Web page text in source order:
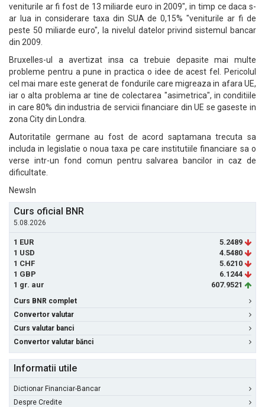
veniturile ar fi fost de 13 miliarde euro in 2009", in timp ce daca s-
ar lua in considerare taxa din SUA de 0,15% "veniturile ar fi de
peste 50 miliarde euro", la nivelul datelor privind sistemul bancar
din 2009.
Bruxelles-ul a avertizat insa ca trebuie depasite mai multe
probleme pentru a pune in practica o idee de acest fel. Pericolul
cel mai mare este generat de fondurile care migreaza in afara UE,
iar o alta problema ar tine de colectarea "asimetrica", in conditiile
in care 80% din industria de servicii financiare din UE se gaseste in
zona City din Londra.
Autoritatile germane au fost de acord saptamana trecuta sa
includa in legislatie o noua taxa pe care institutiile financiare sa o
verse intr-un fond comun pentru salvarea bancilor in caz de
dificultate.
NewsIn
Curs oficial BNR
5.08.2026
1 EUR
5.2489
1 USD
4.5480
1 CHF
5.6210
1 GBP
6.1244
1 gr. aur
607.9521
Curs BNR complet
Convertor valutar
Curs valutar banci
Convertor valutar bănci
Informatii utile
Dictionar Financiar-Bancar
Despre Credite